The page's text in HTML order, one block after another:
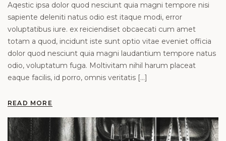
Aqestic ipsa dolor quod nesciunt quia magni tempore nisi
sapiente deleniti natus odio est itaque modi, error
voluptatibus iure. ex reiciendiset obcaecati cum amet
totam a quod, incidunt iste sunt optio vitae eveniet officia
dolor quod nesciunt quia magni laudantium tempore natus
odio, voluptatum fuga. Moltivitam nihil harum placeat
eaque facilis, id porro, omnis veritatis […]
READ MORE